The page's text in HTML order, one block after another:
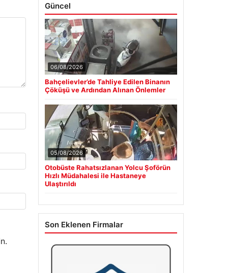
Güncel
06/08/2026
Bahçelievler’de Tahliye Edilen Binanın
Çöküşü ve Ardından Alınan Önlemler
05/08/2026
Otobüste Rahatsızlanan Yolcu Şoförün
Hızlı Müdahalesi ile Hastaneye
Ulaştırıldı
Son Eklenen Firmalar